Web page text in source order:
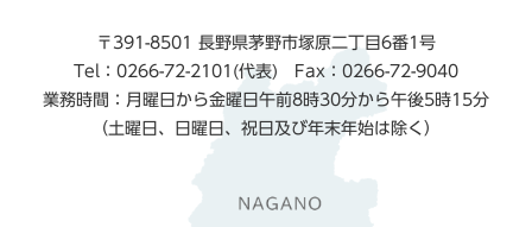
〒391-8501 長野県茅野市塚原二丁目6番1号
Tel：0266-72-2101(代表) Fax：0266-72-9040
業務時間：月曜日から金曜日午前8時30分から午後5時15分
（土曜日、日曜日、祝日及び年末年始は除く）